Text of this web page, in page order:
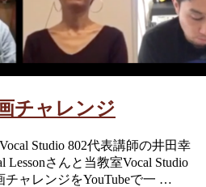
チャレンジ
Studio 802代表講師の井田幸
Lessonさんと当教室Vocal Studio
チャレンジをYouTubeで一 …